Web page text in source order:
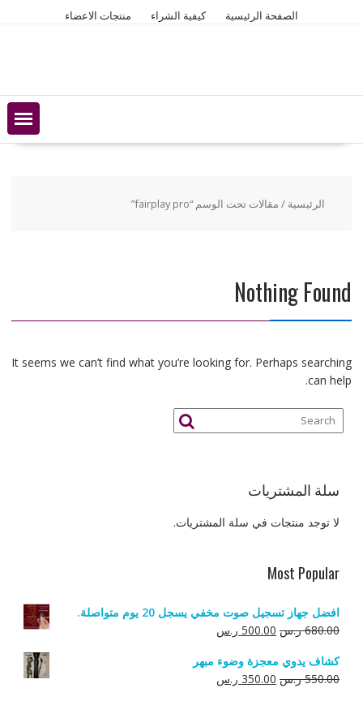
الصفحة الرئيسية كيفية الشراء منتجات الاعضاء
الرئيسية / مقالات تحت الوسم “fairplay pro”
Nothing Found
It seems we can’t find what you’re looking for. Perhaps searching
can help.
سلة المشتريات
لا توجد منتجات في سلة المشتريات.
Most Popular
افضل جهاز تسجيل صوت مخفي يسجل 20 يوم متواصلة.
680.00 ر.س السعر
هو:
680.00 ر.س.
500.00 ر.سالسعر
هو:
500.00 ر.س.
كشاف يدوي معجزة وضوء مبهر
550.00 ر.س السعر
350.00 ر.سالسعر